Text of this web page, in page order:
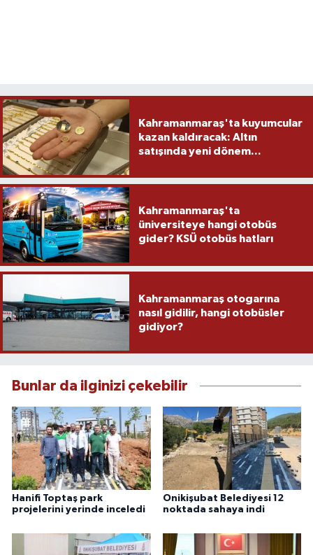
Kahramanmaraş'ta kuyumcular
kazan kaldıracak: Altın
satışında yeni dönem...
Kahramanmaraş'ta
üniversiteye hangi otobüs
gider? KSÜ otobüs hatları
Kahramanmaraş otogarına
nasıl gidilir, hangi otobüsler
gidiyor?
Bunlar da ilginizi çekebilir
Hanifi Toptaş park
projelerini yerinde inceledi
Onikişubat Belediyesi 12
noktada sahaya indi